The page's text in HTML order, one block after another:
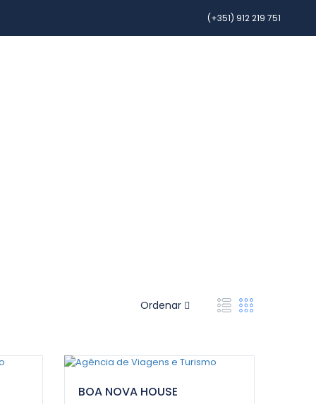
(+351) 912 219 751
Ordenar
BOA NOVA HOUSE